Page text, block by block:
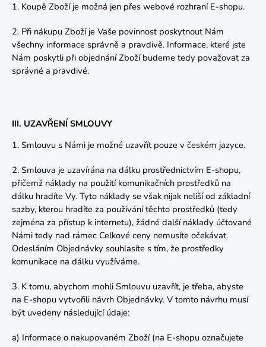
1. Koupě Zboží je možná jen přes webové rozhraní E-shopu.
2. Při nákupu Zboží je Vaše povinnost poskytnout Nám
všechny informace správně a pravdivě. Informace, které jste
Nám poskytli při objednání Zboží budeme tedy považovat za
správné a pravdivé.
III. UZAVŘENÍ SMLOUVY
1. Smlouvu s Námi je možné uzavřít pouze v českém jazyce.
2. Smlouva je uzavírána na dálku prostřednictvím E-shopu,
přičemž náklady na použití komunikačních prostředků na
dálku hradíte Vy. Tyto náklady se však nijak neliší od základní
sazby, kterou hradíte za používání těchto prostředků (tedy
zejména za přístup k internetu), žádné další náklady účtované
Námi tedy nad rámec Celkové ceny nemusíte očekávat.
Odesláním Objednávky souhlasíte s tím, že prostředky
komunikace na dálku využíváme.
3. K tomu, abychom mohli Smlouvu uzavřít, je třeba, abyste
na E-shopu vytvořili návrh Objednávky. V tomto návrhu musí
být uvedeny následující údaje:
a) Informace o nakupovaném Zboží (na E-shopu označujete